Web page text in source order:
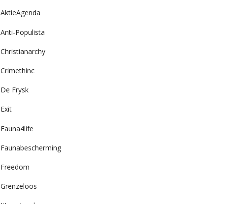
AktieAgenda
Anti-Populista
Christianarchy
Crimethinc
De Frysk
Exit
Fauna4life
Faunabescherming
Freedom
Grenzeloos